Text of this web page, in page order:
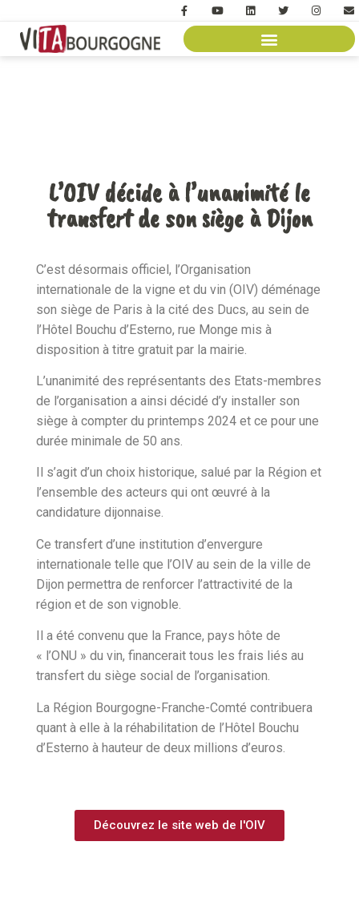
L’OIV décide à l’unanimité le
transfert de son siège à Dijon
C’est désormais officiel, l’Organisation
internationale de la vigne et du vin (OIV) déménage
son siège de Paris à la cité des Ducs, au sein de
l’Hôtel Bouchu d’Esterno, rue Monge mis à
disposition à titre gratuit par la mairie.
L’unanimité des représentants des Etats-membres
de l’organisation a ainsi décidé d’y installer son
siège à compter du printemps 2024 et ce pour une
durée minimale de 50 ans.
Il s’agit d’un choix historique, salué par la Région et
l’ensemble des acteurs qui ont œuvré à la
candidature dijonnaise.
Ce transfert d’une institution d’envergure
internationale telle que l’OIV au sein de la ville de
Dijon permettra de renforcer l’attractivité de la
région et de son vignoble.
Il a été convenu que la France, pays hôte de
« l’ONU » du vin, financerait tous les frais liés au
transfert du siège social de l’organisation.
La Région Bourgogne-Franche-Comté contribuera
quant à elle à la réhabilitation de l’Hôtel Bouchu
d’Esterno à hauteur de deux millions d’euros.
Découvrez le site web de l'OIV